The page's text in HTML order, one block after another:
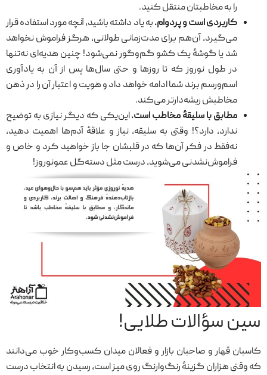
را به مخاطبتان منتقل کنید.
کاربردی است و پردوام.به یاد داشته باشید، آنچه مورد استفاده قرار
می‌گیرد، آن‌هم برای مدت‌زمانی طولانی، هرگز فراموش نخواهد
شد یا گوشهٔ یک کشو گم‌وگور نمی‌شود! چنین هدیه‌ای نه‌تنها
در طول نوروز که تا روزها و حتی سال‌ها پس از آن به یادآوری
اسم‌ورسم برند شما ادامه خواهد داد و هویت و اعتبار آن را در ذهن
مخاطبش ریشه‌دارتر می‌کند.
مطابق با سلیقهٔ مخاطب است.این‌یکی که دیگر نیازی به توضیح
ندارد، دارد؟! وقتی به سلیقه، نیاز و علاقهٔ آدم‌ها اهمیت دهید،
نه‌فقط در فکر آن‌ها که در قلبشان جا باز خواهید کرد و خاص و
فراموش‌نشدنی می‌شوید، درست مثل دسته‌گل عمونوروز!
سین سؤالات طلایی!
کاسبان قهار و صاحبان بازار و فعالان میدان کسب‌وکار خوب می‌دانند
که وقتی هزاران گزینهٔ رنگ‌وارنگ روی میز است، رسیدن به انتخاب درست